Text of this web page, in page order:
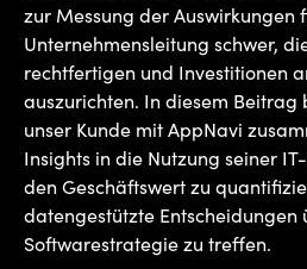
zur Messung der Auswirkungen
Unternehmensleitung schwer,
rechtfertigen und Investitionen
auszurichten. In diesem Beitrag
unser Kunde mit AppNavi
Insights in die Nutzung seiner
den Geschäftswert zu
datengestützte Entscheidungen
Softwarestrategie zu treffen.